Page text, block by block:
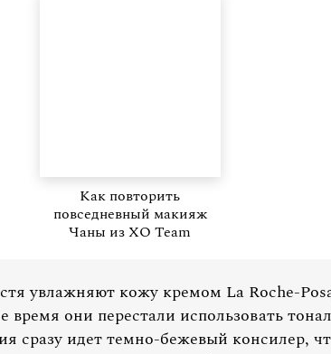
Как повторить
повседневный макияж
Чаны из XO Team
увлажняют кожу кремом La Roche-
время они перестали использовать
сразу идет темно-бежевый консилер,